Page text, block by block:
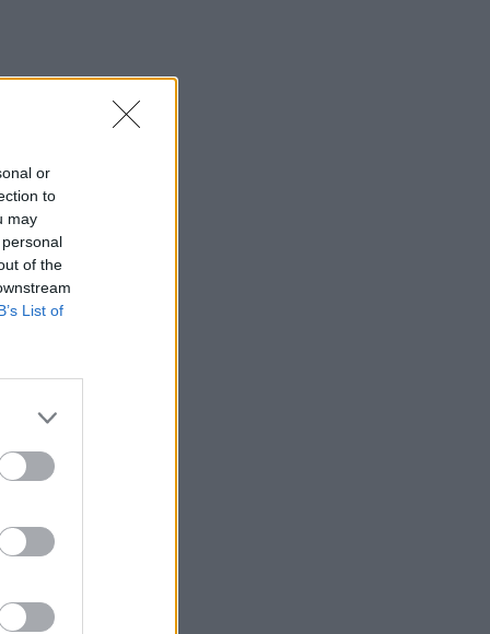
or
to
may
of the
List of